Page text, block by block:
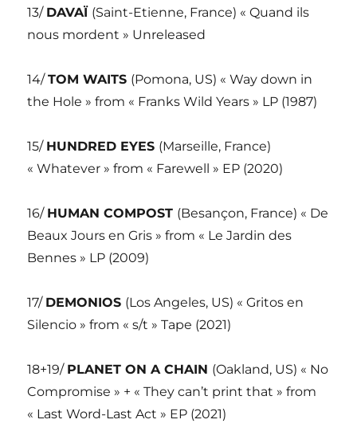
13/ DAVAÏ (Saint-Etienne, France) « Quand ils
nous mordent » Unreleased
14/TOM WAITS (Pomona, US) « Way down in
the Hole » from « Franks Wild Years » LP (1987)
15/ HUNDRED EYES (Marseille, France)
« Whatever » from « Farewell » EP (2020)
16/ HUMAN COMPOST (Besançon, France) « De
Beaux Jours en Gris » from « Le Jardin des
Bennes » LP (2009)
17/ DEMONIOS (Los Angeles, US) « Gritos en
Silencio » from « s/t » Tape (2021)
18+19/ PLANET ON A CHAIN (Oakland, US) « No
Compromise » + « They can’t print that » from
« Last Word-Last Act » EP (2021)